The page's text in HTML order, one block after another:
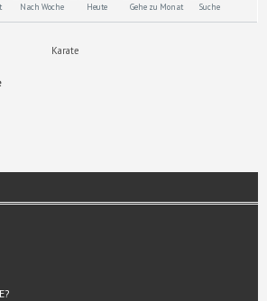
Nach Woche Heute Gehe zu Monat Suche
Karate